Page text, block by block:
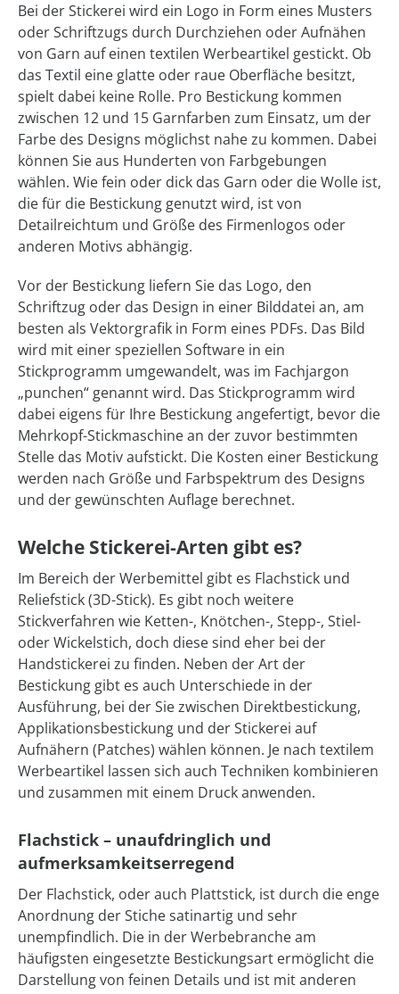
Bei der Stickerei wird ein Logo in Form eines Musters
oder Schriftzugs durch Durchziehen oder Aufnähen
von Garn auf einen textilen Werbeartikel gestickt. Ob
das Textil eine glatte oder raue Oberfläche besitzt,
spielt dabei keine Rolle. Pro Bestickung kommen
zwischen 12 und 15 Garnfarben zum Einsatz, um der
Farbe des Designs möglichst nahe zu kommen. Dabei
können Sie aus Hunderten von Farbgebungen
wählen. Wie fein oder dick das Garn oder die Wolle ist,
die für die Bestickung genutzt wird, ist von
Detailreichtum und Größe des Firmenlogos oder
anderen Motivs abhängig.
Vor der Bestickung liefern Sie das Logo, den
Schriftzug oder das Design in einer Bilddatei an, am
besten als Vektorgrafik in Form eines PDFs. Das Bild
wird mit einer speziellen Software in ein
Stickprogramm umgewandelt, was im Fachjargon
„punchen“ genannt wird. Das Stickprogramm wird
dabei eigens für Ihre Bestickung angefertigt, bevor die
Mehrkopf-Stickmaschine an der zuvor bestimmten
Stelle das Motiv aufstickt. Die Kosten einer Bestickung
werden nach Größe und Farbspektrum des Designs
und der gewünschten Auflage berechnet.
Welche Stickerei-Arten gibt es?
Im Bereich der Werbemittel gibt es Flachstick und
Reliefstick (3D-Stick). Es gibt noch weitere
Stickverfahren wie Ketten-, Knötchen-, Stepp-, Stiel-
oder Wickelstich, doch diese sind eher bei der
Handstickerei zu finden. Neben der Art der
Bestickung gibt es auch Unterschiede in der
Ausführung, bei der Sie zwischen Direktbestickung,
Applikationsbestickung und der Stickerei auf
Aufnähern (Patches) wählen können. Je nach textilem
Werbeartikel lassen sich auch Techniken kombinieren
und zusammen mit einem Druck anwenden.
Flachstick – unaufdringlich und
aufmerksamkeitserregend
Der Flachstick, oder auch Plattstick, ist durch die enge
Anordnung der Stiche satinartig und sehr
unempfindlich. Die in der Werbebranche am
häufigsten eingesetzte Bestickungsart ermöglicht die
Darstellung von feinen Details und ist mit anderen